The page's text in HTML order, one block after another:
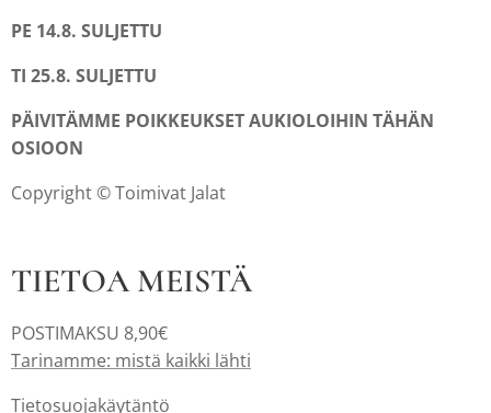
PE 14.8. SULJETTU
TI 25.8. SULJETTU
PÄIVITÄMME POIKKEUKSET AUKIOLOIHIN TÄHÄN
OSIOON
Copyright © Toimivat Jalat
TIETOA MEISTÄ
POSTIMAKSU 8,90€
Tarinamme: mistä kaikki lähti
Tietosuojakäytäntö